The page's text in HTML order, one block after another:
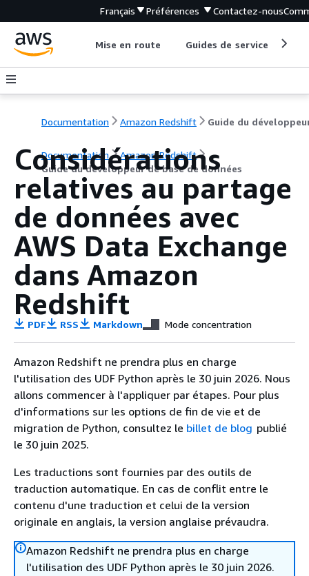
Français Préférences Contactez-nous
Mise en route Guides de service
Documentation Amazon Redshift
Documentation
Amazon Redshift
Guide du développeur de base de données
Considérations
relatives au partage
de données avec
AWS Data Exchange
dans Amazon
Redshift
PDF RSS Markdown Mode concentration
Amazon Redshift ne prendra plus en charge
l'utilisation des UDF Python après le 30 juin 2026. Nous
allons commencer à l'appliquer par étapes. Pour plus
d'informations sur les options de fin de vie et de
migration de Python, consultez le billet de blog publié
le 30 juin 2025.
Les traductions sont fournies par des outils de
traduction automatique. En cas de conflit entre le
contenu d'une traduction et celui de la version
originale en anglais, la version anglaise prévaudra.
Amazon Redshift ne prendra plus en charge
l'utilisation des UDF Python après le 30 juin 2026.